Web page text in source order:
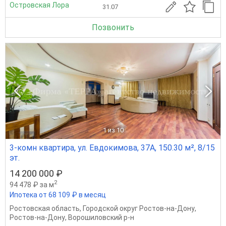
Островская Лора 31.07
Позвонить
1 из 10
3-комн квартира, ул. Евдокимова, 37А, 150.30 м², 8/15
эт.
14 200 000 ₽
94 478 ₽ за м2
Ипотека от 68 109 ₽ в месяц
Ростовская область, Городской округ Ростов-на-Дону,
Ростов-на-Дону, Ворошиловский р-н